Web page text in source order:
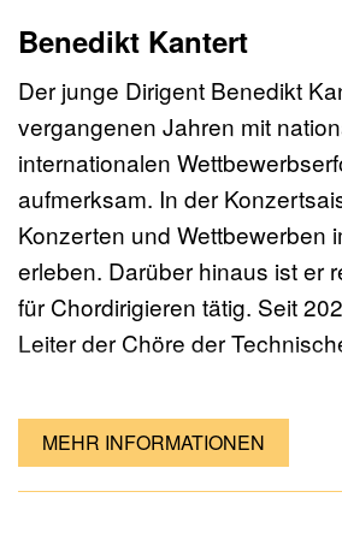
Leitung des Consortium
Daneben wirkt er als
Staats- und Domchor Berlin
Collegium Vocale Iuvenum
von jungen Sänger*innen mit
Barockmusik. Regelmäßig
der freien Szene und ist in
wiederholt zur
Seiner Leidenschaft fürs
Martin Henzelmann von 2019
Benedikt Kantert
Der junge Dirigent Benedikt
vergangenen Jahren mit
internationalen
aufmerksam. In der
Konzerten und Wettbewerben
erleben. Darüber hinaus ist er
für Chordirigieren tätig. Seit
Leiter der Chöre der
und Musiktheorieunterricht bei
Oskar Goldmann und fand ihre
MEHR INFORMATIONEN